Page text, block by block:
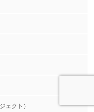
ェクト）